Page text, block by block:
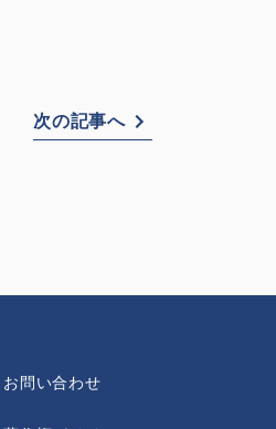
次の記事へ
お問い合わせ